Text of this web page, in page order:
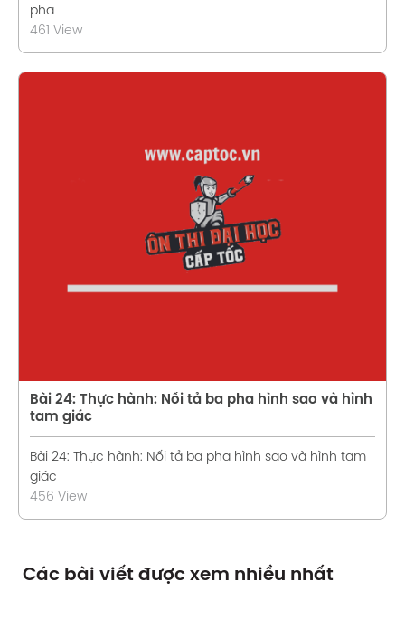
pha
461 View
Xem chi tiết
Bài 24: Thực hành: Nối tả ba pha hình sao và hình
tam giác
Bài 24: Thực hành: Nối tả ba pha hình sao và hình tam
giác
456 View
Các bài viết được xem nhiều nhất